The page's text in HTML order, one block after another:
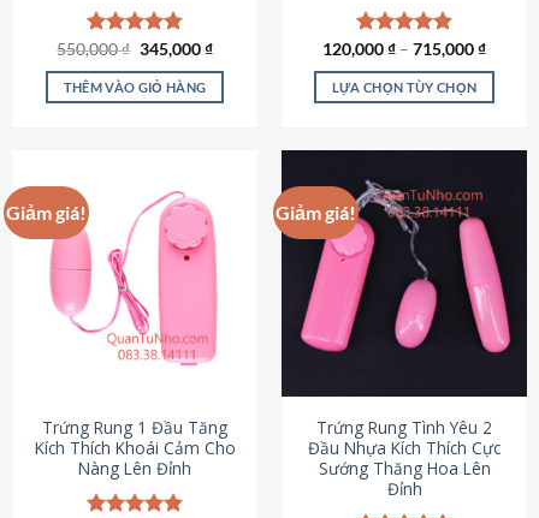
Được xếp
hạng4.81
5 sao
550,000₫ Giá
là:
550,000 ₫.
345,000₫Giá
tại
THÊM VÀO GIỎ HÀNG
Được xếp
hạng4.85
5 sao
120,000₫ – 715,000₫
LỰA CHỌN TÙY CHỌN
có
nhiều
biến
thể.
Các
tùy
chọn
được
chọn
trên
trang
Giảm giá!
Trứng Rung 1 Đầu Tăng
Kích Thích Khoái Cảm Cho
Nàng Lên Đỉnh
Giảm giá!
Trứng Rung Tình Yêu 2
Đầu Nhựa Kích Thích Cực
Sướng Thăng Hoa Lên
Đỉnh